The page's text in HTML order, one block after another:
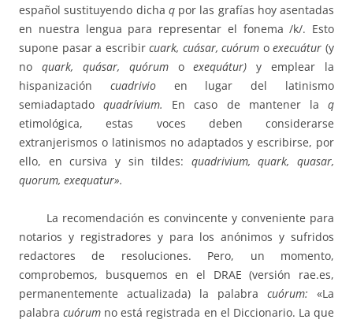
español sustituyendo dicha qpor las grafías hoy asentadas
en nuestra lengua para representar el fonema /k/. Esto
supone pasar a escribircuark, cuásar, cuórum oexecuátur (y
no quark, quásar, quórumoexequátur) y emplear la
hispanización cuadrivioen lugar del latinismo
semiadaptadoquadrívium. En caso de mantener laq
etimológica, estas voces deben considerarse
extranjerismos o latinismos no adaptados y escribirse, por
ello, en cursiva y sin tildes: quadrivium, quark, quasar,
quorum, exequatur».
La recomendación es convincente y conveniente para
notarios y registradores y para los anónimos y sufridos
redactores de resoluciones. Pero, un momento,
comprobemos, busquemos en el DRAE (versión rae.es,
permanentemente actualizada) la palabra cuórum: «La
palabracuórum no está registrada en el Diccionario. La que